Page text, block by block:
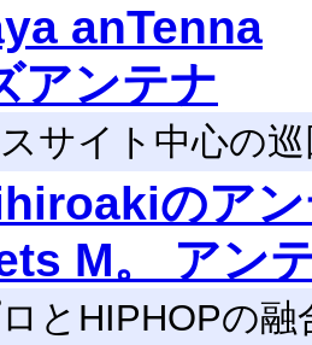
anTenna
アンテナ
サイト中心の
のア
M。 アン
とHIPHOPの融